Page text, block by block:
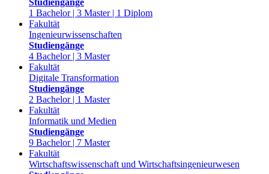
Studiengänge
1 Bachelor | 3 Master | 1 Diplom
Fakultät
Ingenieurwissenschaften
Studiengänge
4 Bachelor | 3 Master
Fakultät
Digitale Transformation
Studiengänge
2 Bachelor | 1 Master
Fakultät
Informatik und Medien
Studiengänge
9 Bachelor | 7 Master
Fakultät
Wirtschaftswissenschaft und Wirtschaftsingenieurwesen